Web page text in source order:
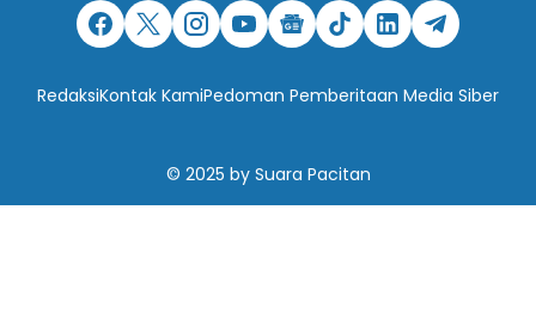
RedaksiKontak KamiPedoman Pemberitaan Media Siber
© 2025 by Suara Pacitan